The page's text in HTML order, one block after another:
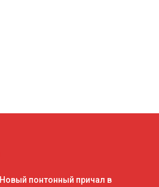
Новый понтонный причал в